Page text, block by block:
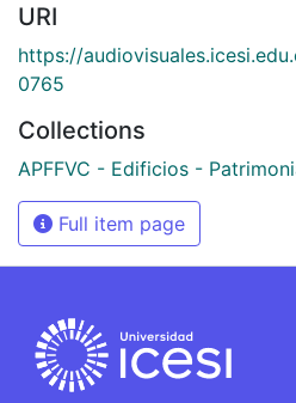
URI
https://
0765
Collections
APFFVC - Edificios -
Full item page